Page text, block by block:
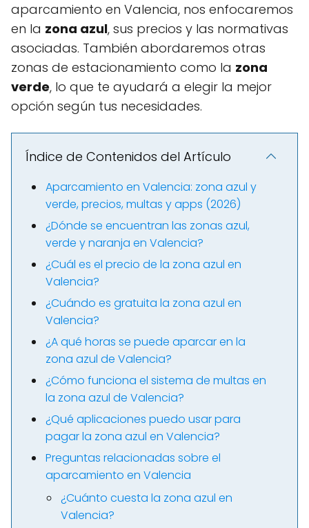
aparcamiento en Valencia, nos enfocaremos
en la zona azul, sus precios y las normativas
asociadas. También abordaremos otras
zonas de estacionamiento como la zona
verde, lo que te ayudará a elegir la mejor
opción según tus necesidades.
Índice de Contenidos del Artículo
Aparcamiento en Valencia: zona azul y
verde, precios, multas y apps (2026)
¿Dónde se encuentran las zonas azul,
verde y naranja en Valencia?
¿Cuál es el precio de la zona azul en
Valencia?
¿Cuándo es gratuita la zona azul en
Valencia?
¿A qué horas se puede aparcar en la
zona azul de Valencia?
¿Cómo funciona el sistema de multas en
la zona azul de Valencia?
¿Qué aplicaciones puedo usar para
pagar la zona azul en Valencia?
Preguntas relacionadas sobre el
aparcamiento en Valencia
¿Cuánto cuesta la zona azul en
Valencia?